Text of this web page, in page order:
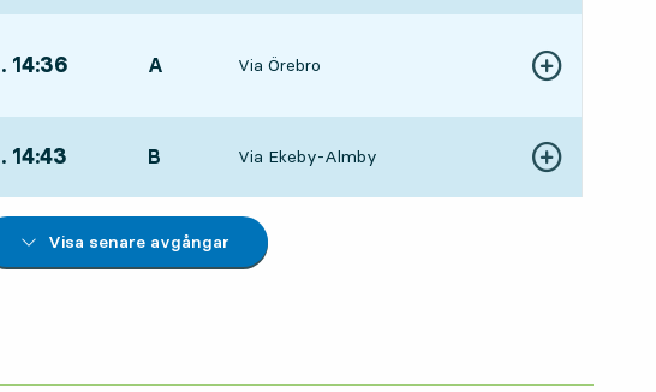
14:36 LÄGE,
A Via Örebro Visa fler detaljer
14:43 LÄGE,
B Via Ekeby-Almby Visa fler detaljer
Visa senare avgångar